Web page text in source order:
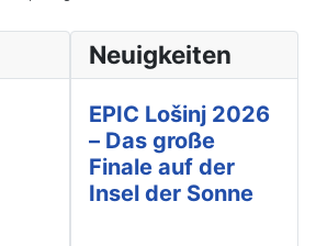
Neuigkeiten
EPIC Lošinj 2026
– Das große
Finale auf der
Insel der Sonne